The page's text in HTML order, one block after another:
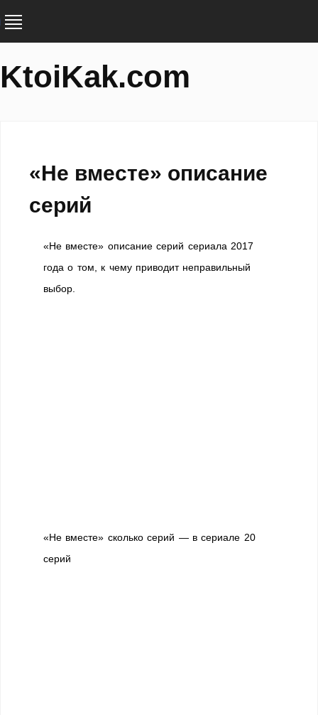
KtoiKak.com
«Не вместе» описание
серий
«Не вместе» описание серий сериала 2017
года о том, к чему приводит неправильный
выбор.
«Не вместе» сколько серий — в сериале 20
серий